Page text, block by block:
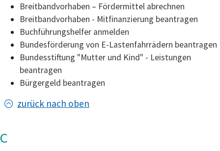
Breitbandvorhaben – Fördermittel abrechnen
Breitbandvorhaben - Mitfinanzierung beantragen
Buchführungshelfer anmelden
Bundesförderung von E-Lastenfahrrädern beantragen
Bundesstiftung "Mutter und Kind" - Leistungen
beantragen
Bürgergeld beantragen
zurück nach oben
C